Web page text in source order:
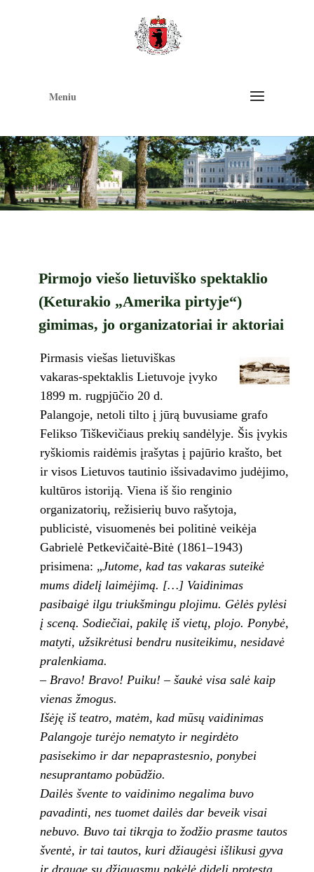
Meniu
Pirmojo viešo lietuviško spektaklio
(Keturakio „Amerika pirtyje“)
gimimas, jo organizatoriai ir aktoriai
Pirmasis viešas lietuviškas
vakaras-spektaklis Lietuvoje įvyko
1899 m. rugpjūčio 20 d.
Palangoje, netoli tilto į jūrą buvusiame grafo
Felikso Tiškevičiaus prekių sandėlyje. Šis įvykis
ryškiomis raidėmis įrašytas į pajūrio krašto, bet
ir visos Lietuvos tautinio išsivadavimo judėjimo,
kultūros istoriją. Viena iš šio renginio
organizatorių, režisierių buvo rašytoja,
publicistė, visuomenės bei politinė veikėja
Gabrielė Petkevičaitė-Bitė (1861–1943)
prisimena: „Jutome, kad tas vakaras suteikė
mums didelį laimėjimą. […] Vaidinimas
pasibaigė ilgu triukšmingu plojimu. Gėlės pylėsi
į sceną. Sodiečiai, pakilę iš vietų, plojo. Ponybė,
matyti, užsikrėtusi bendru nusiteikimu, nesidavė
pralenkiama.
– Bravo! Bravo! Puiku! – šaukė visa salė kaip
vienas žmogus.
Išėję iš teatro, matėm, kad mūsų vaidinimas
Palangoje turėjo nematyto ir negirdėto
pasisekimo ir dar nepaprastesnio, ponybei
nesuprantamo pobūdžio.
Dailės švente to vaidinimo negalima buvo
pavadinti, nes tuomet dailės dar beveik visai
nebuvo. Buvo tai tikrąja to žodžio prasme tautos
šventė, ir tai tautos, kuri džiaugėsi išlikusi gyva